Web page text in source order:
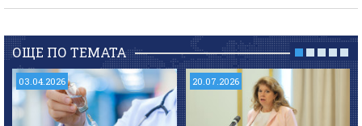
ОЩЕ ПО ТЕМАТА
03.04.2026 20.07.2026